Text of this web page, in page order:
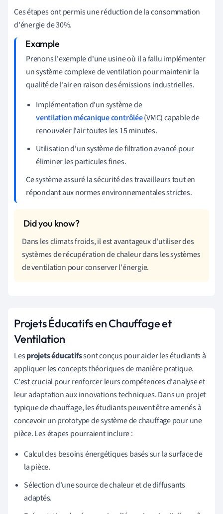
Ces étapes ont permis une réduction de la consommation
d'énergie de 30%.
Prenons l'exemple d'une usine où il a fallu implémenter
un système complexe de ventilation pour maintenir la
qualité de l'air en raison des émissions industrielles.
Implémentation d'un système de
ventilation mécanique contrôlée(VMC) capable de
renouveler l'air toutes les 15 minutes.
Utilisation d'un système de filtration avancé pour
éliminer les particules fines.
Ce système assuré la sécurité des travailleurs tout en
répondant aux normes environnementales strictes.
Dans les climats froids, il est avantageux d'utiliser des
systèmes de récupération de chaleur dans les systèmes
de ventilation pour conserver l'énergie.
Projets Éducatifs en Chauffage et
Ventilation
Lesprojets éducatifssont conçus pour aider les étudiants à
appliquer les concepts théoriques de manière pratique.
C'est crucial pour renforcer leurs compétences d'analyse et
leur adaptation aux innovations techniques. Dans un projet
typique de chauffage, les étudiants peuvent être amenés à
concevoir un prototype de système de chauffage pour une
pièce. Les étapes pourraient inclure :
Calcul des besoins énergétiques basés sur la surface de
la pièce.
Sélection d'une source de chaleur et de diffusants
adaptés.